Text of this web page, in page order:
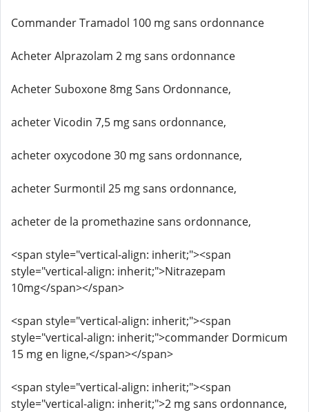
Commander Tramadol 100 mg sans ordonnance
Acheter Alprazolam 2 mg sans ordonnance
Acheter Suboxone 8mg Sans Ordonnance,
acheter Vicodin 7,5 mg sans ordonnance,
acheter oxycodone 30 mg sans ordonnance,
acheter Surmontil 25 mg sans ordonnance,
acheter de la promethazine sans ordonnance,
<span style="vertical-align: inherit;"><span
style="vertical-align: inherit;">Nitrazepam
10mg</span></span>
<span style="vertical-align: inherit;"><span
style="vertical-align: inherit;">commander Dormicum
15 mg en ligne,</span></span>
<span style="vertical-align: inherit;"><span
style="vertical-align: inherit;">2 mg sans ordonnance,